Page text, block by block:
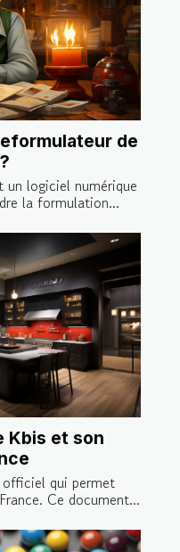
de
logiciel numérique
la formulation...
Kbis et son
qui permet
Ce document...